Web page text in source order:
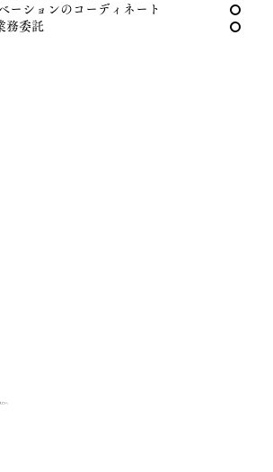
ーションのコーディネート
務委託
たい。